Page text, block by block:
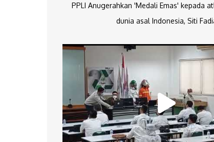
PPLI Anugerahkan 'Medali Emas' kepada
dunia asal Indonesia, Siti